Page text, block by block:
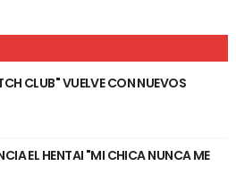
CLUB" VUELVE CON NUEVOS
EL HENTAI "MI CHICA NUNCA ME